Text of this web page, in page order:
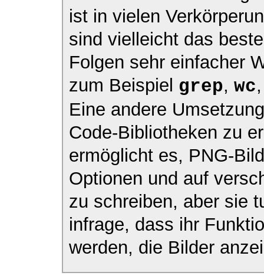
ist in vielen
sind vielleicht das
Folgen sehr einfacher
zum Beispiel grep, wc
Eine andere
Code-Bibliotheken zu
ermöglicht es, PNG-
Optionen und auf
zu schreiben, aber sie
infrage, dass ihr
werden, die Bilder